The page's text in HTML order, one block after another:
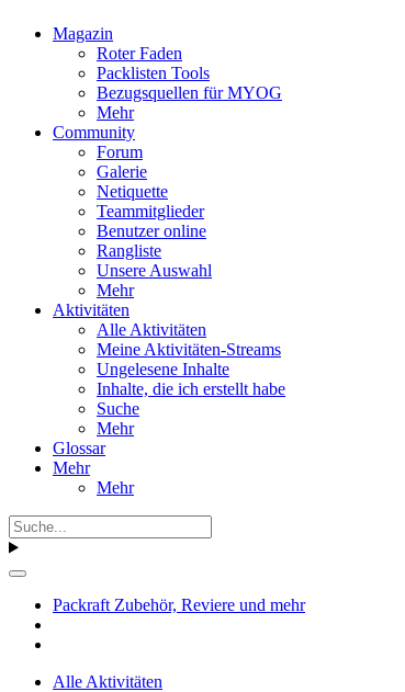
Magazin
Roter Faden
Packlisten Tools
Bezugsquellen für MYOG
Mehr
Community
Forum
Galerie
Netiquette
Teammitglieder
Benutzer online
Rangliste
Unsere Auswahl
Mehr
Aktivitäten
Alle Aktivitäten
Meine Aktivitäten-Streams
Ungelesene Inhalte
Inhalte, die ich erstellt habe
Suche
Mehr
Glossar
Mehr
Mehr
Packraft Zubehör, Reviere und mehr
Alle Aktivitäten